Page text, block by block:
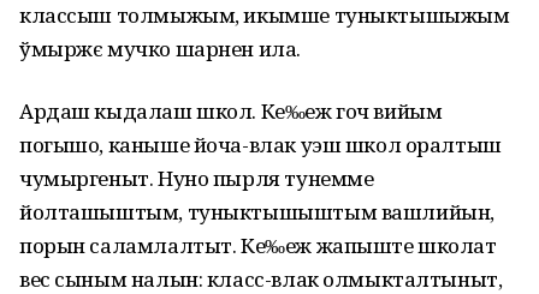
классыш толмыжым, икымше туныктышыжым
ўмыржє мучко шарнен ила.
Ардаш кыдалаш школ. Ке‰еж гоч вийым
погышо, каныше йоча-влак уэш школ оралтыш
чумыргеныт. Нуно пырля тунемме
йолташыштым, туныктышыштым вашлийын,
порын саламлалтыт. Ке‰еж жапыште школат
вес сыным налын: класс-влак олмыкталтыныт,